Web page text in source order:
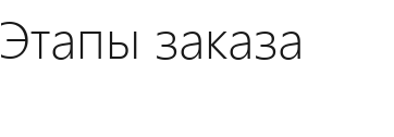
Этапы заказа